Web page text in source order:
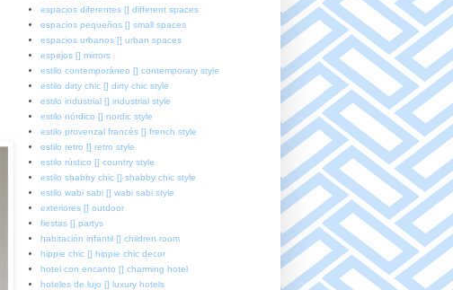
espacios diferentes [] different spaces
espacios pequeños [] small spaces
espacios urbanos [] urban spaces
espejos [] mirrors
estilo contemporáneo [] contemporary style
estilo dirty chic [] dirty chic style
estilo industrial [] industrial style
estilo nórdico [] nordic style
estilo provenzal francés [] french style
estilo retro [] retro style
estilo rústico [] country style
estilo shabby chic [] shabby chic style
estilo wabi sabi [] wabi sabi style
exteriores [] outdoor
fiestas [] partys
habitación infantil [] children room
hippie chic [] hippie chic decor
hotel con encanto [] charming hotel
hoteles de lujo [] luxury hotels